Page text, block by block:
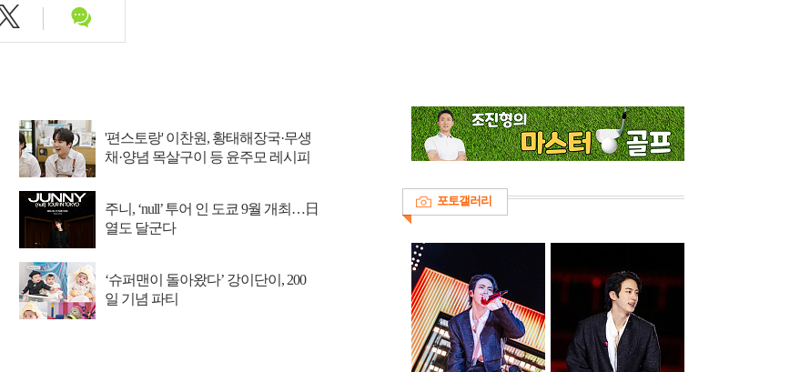
'편스토랑' 이찬원, 황태해장국·무생
채·양념 목살구이 등 윤주모 레시피
주니, ‘null’ 투어 인 도쿄 9월 개최…日
열도 달군다
‘슈퍼맨이 돌아왔다’ 강이단이, 200
일 기념 파티
포토갤러리